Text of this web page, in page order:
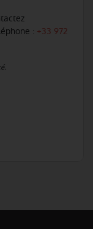
: +33 972